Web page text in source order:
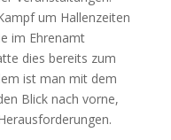
um Hallenzeiten
im Ehrenamt
dies bereits zum
ist man mit dem
Blick nach vorne,